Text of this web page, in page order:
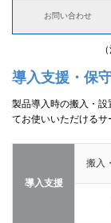
お問い合わせ
導入支援・保
製品導入時の搬入・
てお使いいただけるサ
導入支援
搬入